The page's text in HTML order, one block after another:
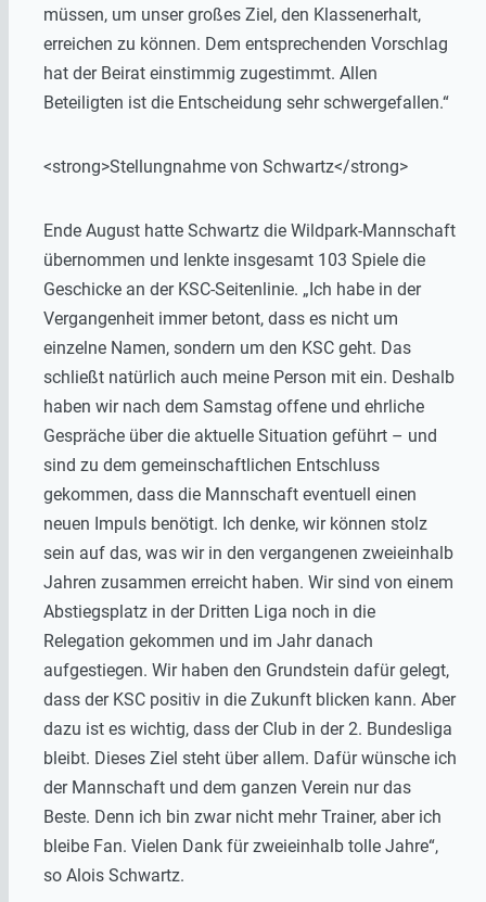
müssen, um unser großes Ziel, den Klassenerhalt,
erreichen zu können. Dem entsprechenden Vorschlag
hat der Beirat einstimmig zugestimmt. Allen
Beteiligten ist die Entscheidung sehr schwergefallen.“
<strong>Stellungnahme von Schwartz</strong>
Ende August hatte Schwartz die Wildpark-Mannschaft
übernommen und lenkte insgesamt 103 Spiele die
Geschicke an der KSC-Seitenlinie. „Ich habe in der
Vergangenheit immer betont, dass es nicht um
einzelne Namen, sondern um den KSC geht. Das
schließt natürlich auch meine Person mit ein. Deshalb
haben wir nach dem Samstag offene und ehrliche
Gespräche über die aktuelle Situation geführt – und
sind zu dem gemeinschaftlichen Entschluss
gekommen, dass die Mannschaft eventuell einen
neuen Impuls benötigt. Ich denke, wir können stolz
sein auf das, was wir in den vergangenen zweieinhalb
Jahren zusammen erreicht haben. Wir sind von einem
Abstiegsplatz in der Dritten Liga noch in die
Relegation gekommen und im Jahr danach
aufgestiegen. Wir haben den Grundstein dafür gelegt,
dass der KSC positiv in die Zukunft blicken kann. Aber
dazu ist es wichtig, dass der Club in der 2. Bundesliga
bleibt. Dieses Ziel steht über allem. Dafür wünsche ich
der Mannschaft und dem ganzen Verein nur das
Beste. Denn ich bin zwar nicht mehr Trainer, aber ich
bleibe Fan. Vielen Dank für zweieinhalb tolle Jahre“,
so Alois Schwartz.